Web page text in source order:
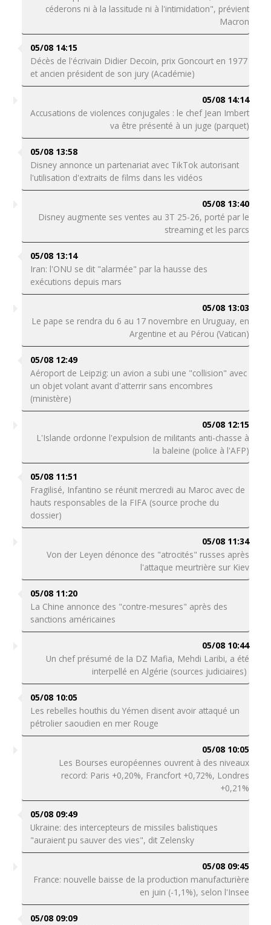
céderons ni à la lassitude ni à l'intimidation", prévient
Macron
05/08 14:15
Décès de l'écrivain Didier Decoin, prix Goncourt en 1977
et ancien président de son jury (Académie)
05/08 14:14
Accusations de violences conjugales : le chef Jean Imbert
va être présenté à un juge (parquet)
05/08 13:58
Disney annonce un partenariat avec TikTok autorisant
l'utilisation d'extraits de films dans les vidéos
05/08 13:40
Disney augmente ses ventes au 3T 25-26, porté par le
streaming et les parcs
05/08 13:14
Iran: l'ONU se dit "alarmée" par la hausse des
exécutions depuis mars
05/08 13:03
Le pape se rendra du 6 au 17 novembre en Uruguay, en
Argentine et au Pérou (Vatican)
05/08 12:49
Aéroport de Leipzig: un avion a subi une "collision" avec
un objet volant avant d'atterrir sans encombres
(ministère)
05/08 12:15
L'Islande ordonne l'expulsion de militants anti-chasse à
la baleine (police à l'AFP)
05/08 11:51
Fragilisé, Infantino se réunit mercredi au Maroc avec de
hauts responsables de la FIFA (source proche du
dossier)
05/08 11:34
Von der Leyen dénonce des "atrocités" russes après
l'attaque meurtrière sur Kiev
05/08 11:20
La Chine annonce des "contre-mesures" après des
sanctions américaines
05/08 10:44
Un chef présumé de la DZ Mafia, Mehdi Laribi, a été
interpellé en Algérie (sources judiciaires)
05/08 10:05
Les rebelles houthis du Yémen disent avoir attaqué un
pétrolier saoudien en mer Rouge
05/08 10:05
Les Bourses européennes ouvrent à des niveaux
record: Paris +0,20%, Francfort +0,72%, Londres
+0,21%
05/08 09:49
Ukraine: des intercepteurs de missiles balistiques
"auraient pu sauver des vies", dit Zelensky
05/08 09:45
France: nouvelle baisse de la production manufacturière
en juin (-1,1%), selon l'Insee
05/08 09:09